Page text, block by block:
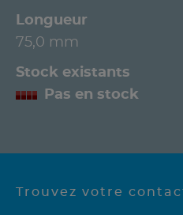
Longueur
75,0 mm
Stock existants
Pas en stock
Trouvez votre